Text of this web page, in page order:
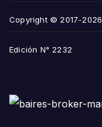
Copyright © 2017-2026
Edición N° 2232